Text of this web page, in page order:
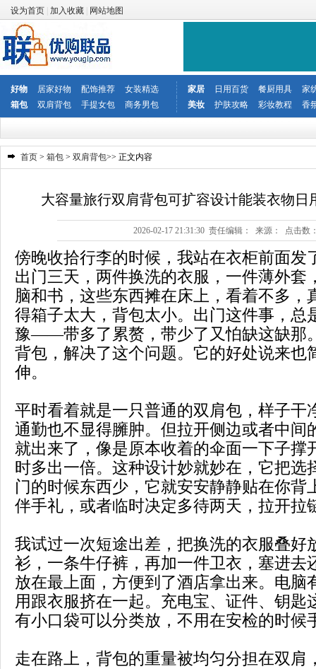
设为首页 加入收藏 网站地图
好物 居家好物 配饰推荐 女装精选 家居 日用百货 餐厨用具
家
箱包
双肩背包 手提女包 商务男包 美妆 护肤攻略 彩妆教程 香
首页 > 箱包 > 双肩背包>> 正文内容
大容量旅行双肩背包可扩容设计能装衣物日
2026-02-17 21:31:30 责任编辑： 来源： 点击数
傍晚收拾行李的时候，我站在衣柜前面发
出门三天，两件换洗的衣服，一件薄外套
脑和书，这些东西摊在床上，看着不多，
得箱子太大，背包太小。出门这件事，总
豫——带多了累赘，带少了又怕缺这缺那
背包，解决了这个问题。它的好处说来也
伸。
平时看着就是一只普通的双肩包，样子干
通勤也不显得臃肿。但拉开侧边或者中间
就出来了，像是原本收着的伞面一下子撑
时多出一倍。这种设计妙就妙在，它把选
门的时候东西少，它就安安静静贴在你背
伴手礼，或者临时决定多待两天，拉开拉
我试过一次短途出差，把换洗的衣服叠好
衫，一条牛仔裤，再加一件卫衣，塞进去
放在最上面，方便到了酒店拿出来。电脑
用跟衣服挤在一起。充电宝、证件、钥匙
有小口袋可以分类放，不用在安检的时候
走在路上，背包的重量被均匀分担在双肩